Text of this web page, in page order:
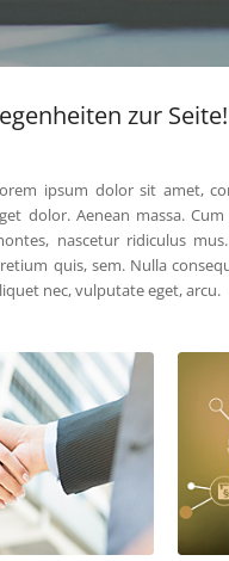
zur Seite!
ipsum dolor sit amet,
dolor. Aenean massa.
nascetur ridiculus
quis, sem. Nulla
nec, vulputate eget, arcu.